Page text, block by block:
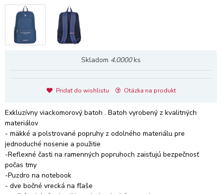
Skladom 4.0000ks
Pridať do wishlistu Otázka na produkt
Exkluzívny viackomorový batoh . Batoh vyrobený z kvalitných
materiálov
- mäkké a polstrované popruhy z odolného materiálu pre
jednoduché nosenie a použitie
-Reflexné časti na ramenných popruhoch zaisťujú bezpečnosť
počas tmy
-Puzdro na notebook
- dve bočné vrecká na fľaše